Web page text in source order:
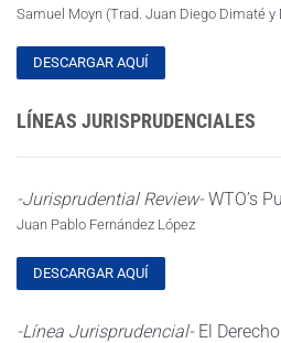
Samuel Moyn (Trad. Juan Diego Dimaté y
DESCARGAR AQUÍ
LÍNEAS JURISPRUDENCIALES
-Jurisprudential Review-WTO’s
Juan Pablo Fernández López
DESCARGAR AQUÍ
-Línea Jurisprudencial-El